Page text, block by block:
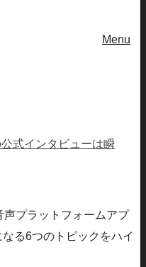
Menu
式インタビューは瞬
プラットフォームアプ
る6つのトピックをハイ